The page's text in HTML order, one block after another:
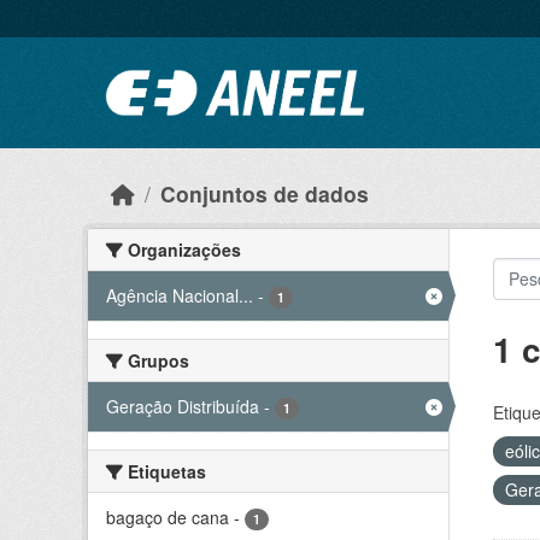
Conjuntos de dados
Organizações
Agência Nacional... - 1
Grupos
Geração Distribuída - 1
Etiquetas
bagaço de cana - 1
1